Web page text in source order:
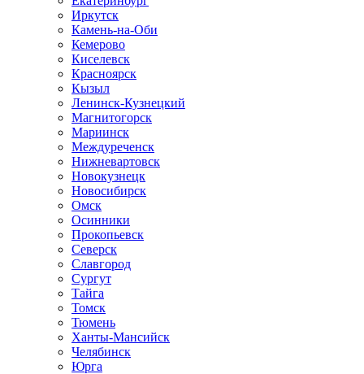
Иркутск
Камень-на-Оби
Кемерово
Киселевск
Красноярск
Кызыл
Ленинск-Кузнецкий
Магнитогорск
Мариинск
Междуреченск
Нижневартовск
Новокузнецк
Новосибирск
Омск
Осинники
Прокопьевск
Северск
Славгород
Сургут
Тайга
Томск
Тюмень
Ханты-Мансийск
Челябинск
Юрга